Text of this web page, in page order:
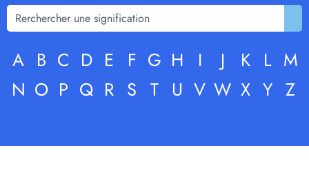
A B C D E F G H I J K L M
N O P Q R S T U V W X Y Z